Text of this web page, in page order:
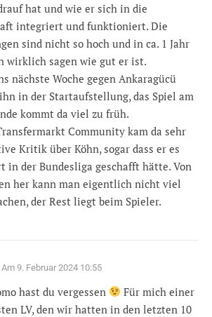
hat und wie er sich in die
integriert und funktioniert. Die
sind nicht so hoch und in ca. 1 Jahr
wirklich sagen wie gut er ist.
nächste Woche gegen Ankaragücü
in der Startaufstellung, das Spiel am
kommt da viel zu früh.
Community kam da sehr
Kritik über Köhn, sogar dass er es
in der Bundesliga geschafft hätte. Von
her kann man eigentlich nicht viel
der Rest liegt beim Spieler.
Am 9. Februar 2024 10:55
hast du vergessen
Für mich einer
LV, den wir hatten in den letzten 10